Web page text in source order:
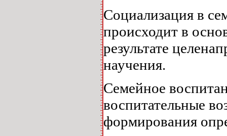
Социализация в
происходит в
результате
научения.
Семейное
воспитательные
формирования